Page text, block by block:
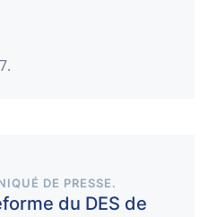
.
DE PRESSE.
du DES de